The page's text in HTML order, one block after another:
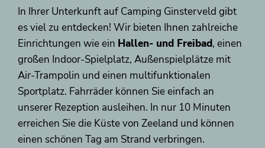
In Ihrer Unterkunft auf Camping Ginsterveld gibt
es viel zu entdecken! Wir bieten Ihnen zahlreiche
Einrichtungen wie ein Hallen- und Freibad, einen
großen Indoor-Spielplatz, Außenspielplätze mit
Air-Trampolin und einen multifunktionalen
Sportplatz. Fahrräder können Sie einfach an
unserer Rezeption ausleihen. In nur 10 Minuten
erreichen Sie die Küste von Zeeland und können
einen schönen Tag am Strand verbringen.